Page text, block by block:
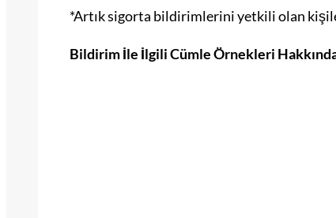
*Artık sigorta bildirimlerini yetkili olan
Bildirim İle İlgili Cümle Örnekleri